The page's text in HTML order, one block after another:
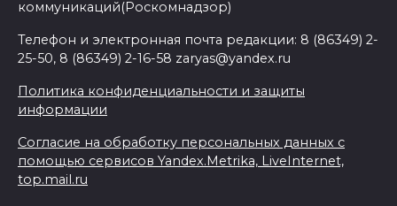
коммуникаций(Роскомнадзор)
Телефон и электронная почта редакции: 8 (86349) 2-
25-50, 8 (86349) 2-16-58 zaryas@yandex.ru
Политика конфиденциальности и защиты
информации
Согласие на обработку персональных данных с
помощью сервисов Yandex.Metrika, LiveInternet,
top.mail.ru